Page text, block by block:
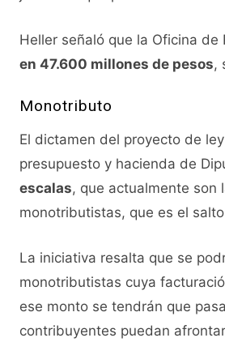
Heller señaló que la Oficina
en 47.600 millones de pesos,
Monotributo
El dictamen del proyecto de
presupuesto y hacienda de
escalas, que actualmente son
monotributistas, que es el
La iniciativa resalta que se
monotributistas cuya
ese monto se tendrán que
contribuyentes puedan